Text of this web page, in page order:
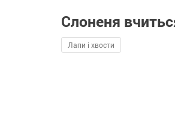
Слоненя
Лапи і хвости